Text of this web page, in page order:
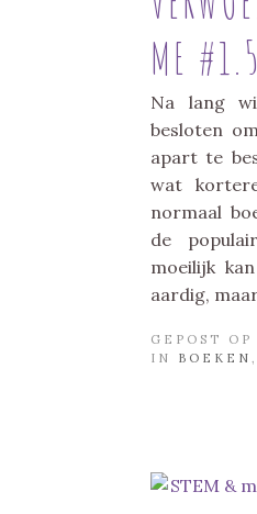
ME
Na lang
besloten
apart te
wat
normaal
de
moeilijk
aardig,
GEPOST
IN BOEKEN ,